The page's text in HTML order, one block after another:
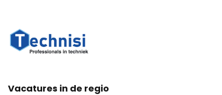
Vacatures in de regio